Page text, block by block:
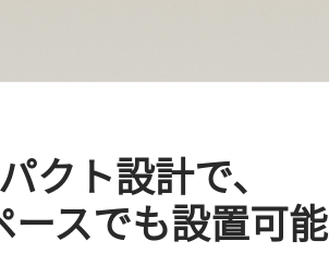
クト設計で、
ースでも設置可能